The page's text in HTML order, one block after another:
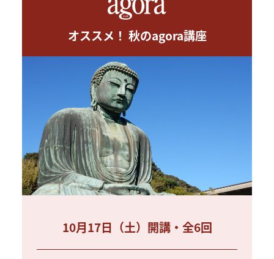
オススメ！ 秋のagora講座
10月17日（土）開講・全6回